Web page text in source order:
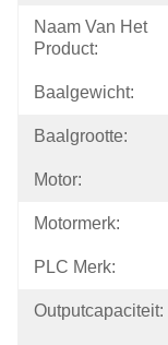
Naam Van Het
Product:
Baalgewicht:
Baalgrootte:
Motor:
Motormerk:
PLC Merk:
Outputcapaciteit: